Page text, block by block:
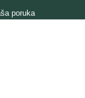
poruka